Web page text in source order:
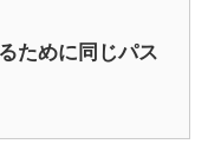
ために同じパス